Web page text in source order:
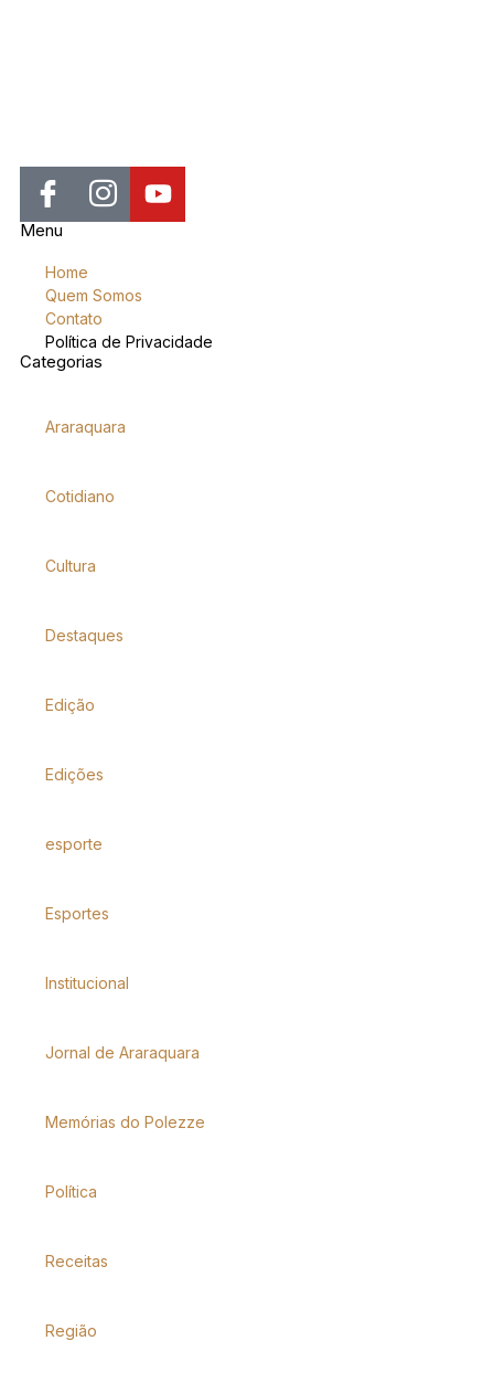
Menu
Home
Quem Somos
Contato
Política de Privacidade
Categorias
Araraquara
Cotidiano
Cultura
Destaques
Edição
Edições
esporte
Esportes
Institucional
Jornal de Araraquara
Memórias do Polezze
Política
Receitas
Região